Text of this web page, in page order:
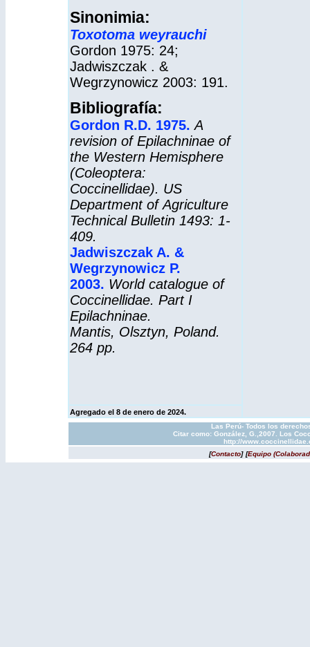
Sinonimia:
Toxotoma weyrauchi
Gordon 1975: 24;
Jadwiszczak . &
Wegrzynowicz 2003: 191.
Bibliografía:
Gordon R.D. 1975. A
revision of Epilachninae of
the Western Hemisphere
(Coleoptera:
Coccinellidae). US
Department of Agriculture
Technical Bulletin 1493: 1-
409.
Jadwiszczak A. &
Wegrzynowicz P.
2003. World catalogue of
Coccinellidae. Part I
Epilachninae.
Mantis, Olsztyn, Poland.
264 pp.
Agregado el 8 de enero de 2024.
Las Perú- Todos los
Citar como: González, G.,2007. Los
http://
[Contacto] [Equipo